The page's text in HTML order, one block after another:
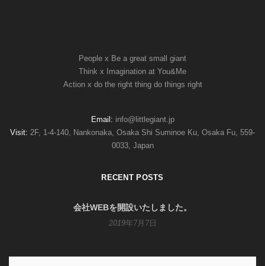
People x Be a great small giant
Think x Imagination at You&Me
Action x do the right thing do things right
Email: info@littlegiant.jp
Visit: 2F, 1-4-140, Nankonaka, Osaka Shi Suminoe Ku, Osaka Fu, 559-
0033, Japan
RECENT POSTS
会社WEBを開設いたしました。
2019年7月7日